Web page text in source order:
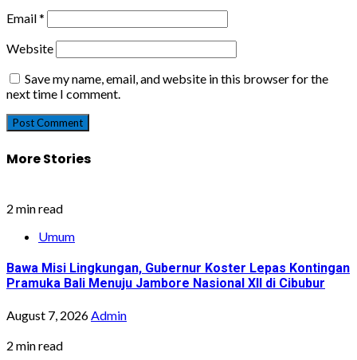
Email*
Website
Save my name, email, and website in this browser for the
next time I comment.
More Stories
2 min read
Umum
Bawa Misi Lingkungan, Gubernur Koster Lepas Kontingan
Pramuka Bali Menuju Jambore Nasional XII di Cibubur
August 7, 2026Admin
2 min read